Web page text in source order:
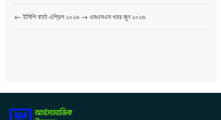
← ইসিপি বার্তা এপ্রিল ২০২৬ → এমএসএস খবর জুন ২০২৬